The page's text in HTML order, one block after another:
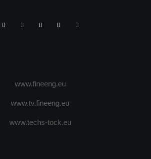
www.fineeng.eu
www.tv.fineeng.eu
www.techs-tock.eu